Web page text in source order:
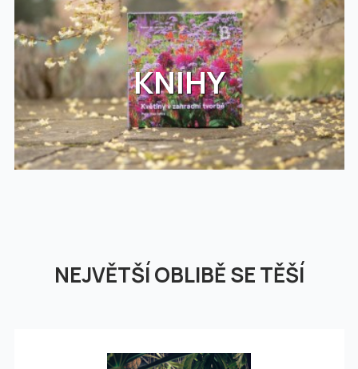
KNIHY
NEJVĚTŠÍ OBLIBĚ SE TĚŠÍ